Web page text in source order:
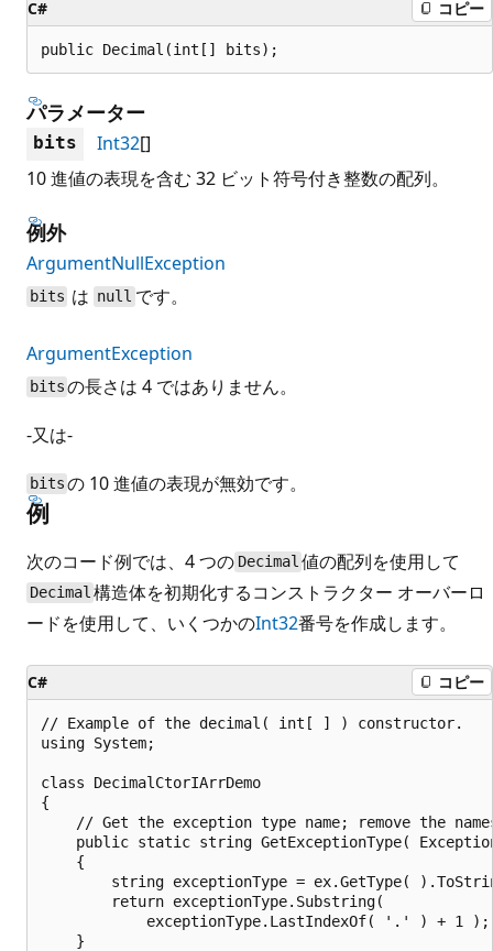
C# コピー
public Decimal(int[] bits);
パラメーター
bits Int32[]
10 進値の表現を含む 32 ビット符号付き整数の配列。
例外
ArgumentNullException
bits は null です。
ArgumentException
bits の長さは 4 ではありません。
-又は-
bits の 10 進値の表現が無効です。
例
次のコード例では、4 つの Decimal 値の配列を使用して
Decimal 構造体を初期化するコンストラクター オーバーロ
ードを使用して、いくつかのInt32番号を作成します。
C# コピー
// Example of the decimal( int[ ] ) constructor.
using System;
class DecimalCtorIArrDemo
{
// Get the exception type name; remove the
public static string GetExceptionType(
    {
string exceptionType = ex.GetType(
        return exceptionType.Substring(
            exceptionType.LastIndexOf( '.' ) + 1 );
    }